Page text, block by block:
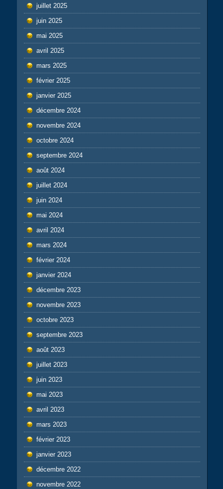
juillet 2025
juin 2025
mai 2025
avril 2025
mars 2025
février 2025
janvier 2025
décembre 2024
novembre 2024
octobre 2024
septembre 2024
août 2024
juillet 2024
juin 2024
mai 2024
avril 2024
mars 2024
février 2024
janvier 2024
décembre 2023
novembre 2023
octobre 2023
septembre 2023
août 2023
juillet 2023
juin 2023
mai 2023
avril 2023
mars 2023
février 2023
janvier 2023
décembre 2022
novembre 2022